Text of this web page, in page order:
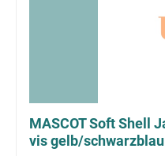
MASCOT Soft Shell
vis gelb/schwarzblau